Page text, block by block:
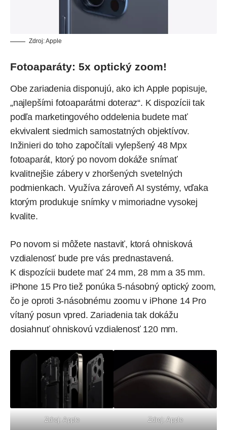
Zdroj: Apple
Fotoaparáty: 5x optický zoom!
Obe zariadenia disponujú, ako ich Apple popisuje,
„najlepšími fotoaparátmi doteraz“. K dispozícii tak
podľa marketingového oddelenia budete mať
ekvivalent siedmich samostatných objektívov.
Inžinieri do toho započítali vylepšený 48 Mpx
fotoaparát, ktorý po novom dokáže snímať
kvalitnejšie zábery v zhoršených svetelných
podmienkach. Využíva zároveň AI systémy, vďaka
ktorým produkuje snímky v mimoriadne vysokej
kvalite.
Po novom si môžete nastaviť, ktorá ohnisková
vzdialenosť bude pre vás prednastavená.
K dispozícii budete mať 24 mm, 28 mm a 35 mm.
iPhone 15 Pro tiež ponúka 5-násobný optický zoom,
čo je oproti 3-násobnému zoomu v iPhone 14 Pro
vítaný posun vpred. Zariadenia tak dokážu
dosiahnuť ohniskovú vzdialenosť 120 mm.
Zdroj: Apple Zdroj: Apple